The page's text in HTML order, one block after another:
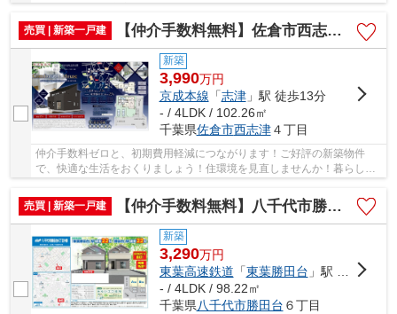
中でも、住居は充実した生活を送るための大きな...
売買 | 新築一戸建
【仲介手数料無料】佐倉市西志津 新築戸建て
新築
3,990万円
京成本線 「志津」駅 徒歩13分
- / 4LDK / 102.26㎡
千葉県佐倉市西志津４丁目
仲介手数料ゼロと、初期費用軽減につながります！ご好評の新築物件
で、快適な生活をおくりましょう！住環境を見直しませんか！暮らしの
売買 | 新築一戸建
【仲介手数料無料】八千代市勝田台 新築戸建て
新築
3,290万円
東葉高速鉄道 「東葉勝田台 」駅 徒歩22分
- / 4LDK / 98.22㎡
千葉県八千代市勝田台 ６丁目